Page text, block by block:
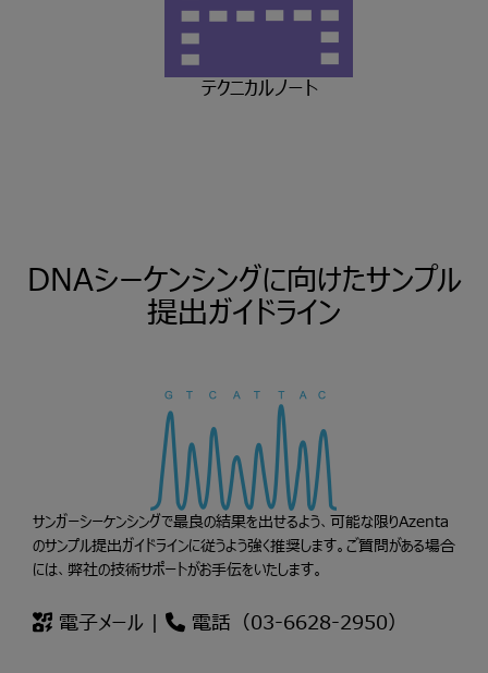
テクニカルノート
DNAシーケンシングに向けたサンプル
提出ガイドライン
サンガーシーケンシングで最良の結果を出せるよう、可能な限りAzenta
のサンプル提出ガイドラインに従うよう強く推奨します。ご質問がある場合
には、弊社の技術サポートがお手伝をいたします。
電子メール | 電話（03-6628-2950）